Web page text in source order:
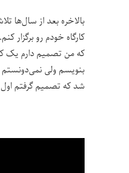
بالاخره بعد از سال‌ها
کارگاه خودم رو برگزار
که من تصمیم دارم یک
بنویسم ولی نمی‌دونستم
شد که تصمیم گرفتم اول